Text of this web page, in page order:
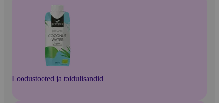
Loodustooted ja toidulisandid